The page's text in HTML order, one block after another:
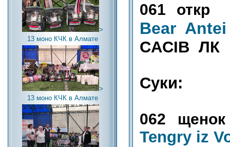
>
13 моно КЧК в Алмате
>
13 моно КЧК в Алмате
061
Bear Antei
CACIB ЛК
Суки:
062
Tengry iz